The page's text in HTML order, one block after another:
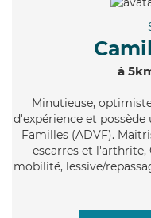
à
Minutieuse,
d'expérience et
Familles (ADVF).
escarres et l'arthrite,
mobilité, lessive/